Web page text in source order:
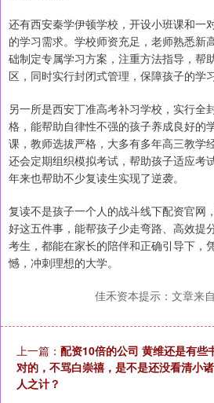
还有西安秦学伊顿学校，开设小班课和一
的学习需求。学校师资充足，老师熟悉新
础制定专属学习方案，注重方法指导，帮
区，同时实行封闭式管理，保障孩子的学
另一所是西安丁准高考补习学校，实行全
格，能帮助自律性不强的孩子养成良好的
课，教师选拔严格，大多有多年高三教学
还会定期组织模拟考试，帮助孩子适应考
年来也帮助不少复读生实现了逆袭。
复读不是孩子一个人的战斗线下配资官网
好这五件事，能帮孩子少走弯路、高效提
考生，都能在家长的陪伴和正确引导下，
憾，冲刺理想的大学。
佳禾资本提示：文章来
上一篇： 配资10倍的公司 黄维还是有些
对的，不骂白崇禧，是不是还没看清小
人之计？